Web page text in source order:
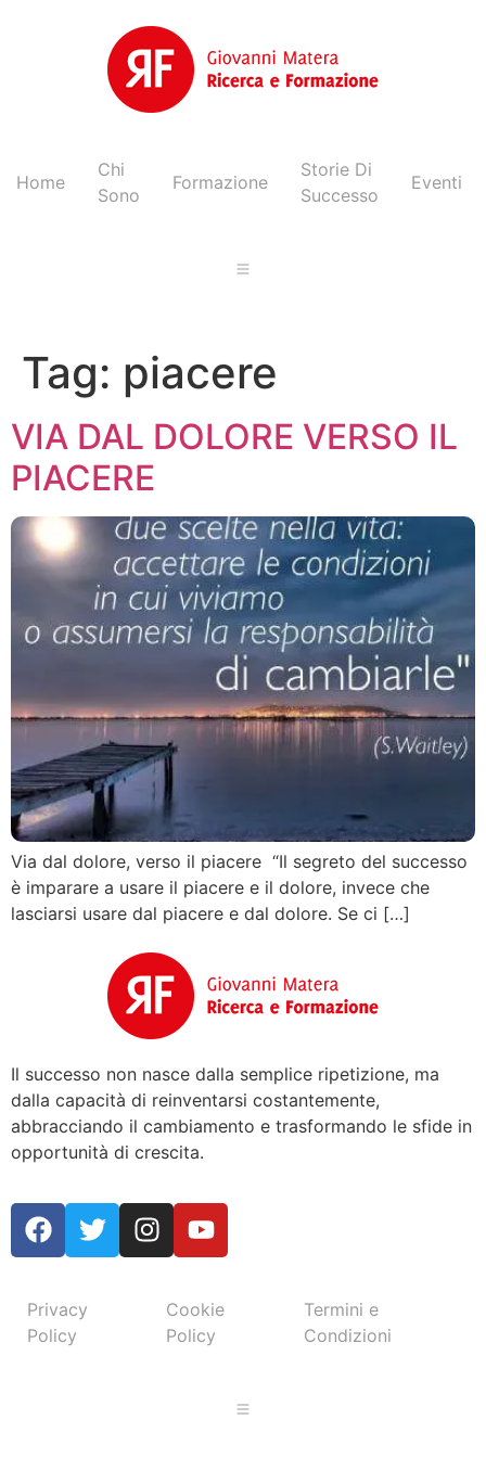
Home
Chi
Sono
Formazione
Storie Di
Successo
Eventi
Tag: piacere
VIA DAL DOLORE VERSO IL
PIACERE
Via dal dolore, verso il piacere “Il segreto del successo
è imparare a usare il piacere e il dolore, invece che
lasciarsi usare dal piacere e dal dolore. Se ci […]
Il successo non nasce dalla semplice ripetizione, ma
dalla capacità di reinventarsi costantemente,
abbracciando il cambiamento e trasformando le sfide in
opportunità di crescita.
Privacy
Policy
Cookie
Policy
Termini e
Condizioni